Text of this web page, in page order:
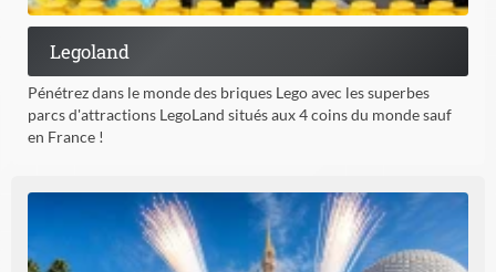
Legoland
Pénétrez dans le monde des briques Lego avec les superbes
parcs d'attractions LegoLand situés aux 4 coins du monde sauf
en France !